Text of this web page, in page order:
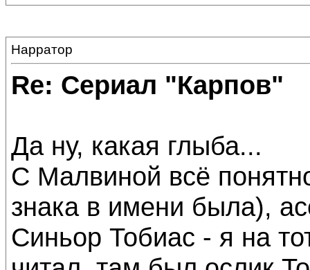
Нарратор
Re: Сериал "Карпов"
Да ну, какая глыба...
С Малвиной всё
знака в имени была),
Синьор Тобиас - я на